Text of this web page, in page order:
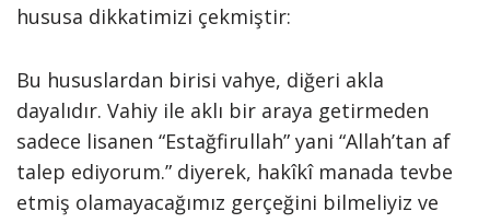
hususa dikkatimizi çekmiştir:
Bu hususlardan birisi vahye, diğeri akla
dayalıdır. Vahiy ile aklı bir araya getirmeden
sadece lisanen “Estağfirullah” yani “Allah’tan af
talep ediyorum.” diyerek, hakîkî manada tevbe
etmiş olamayacağımız gerçeğini bilmeliyiz ve